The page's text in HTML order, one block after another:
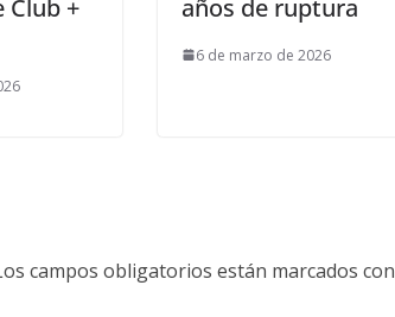
Club +
años de ruptura
6 de marzo de 2026
campos obligatorios están marcados con